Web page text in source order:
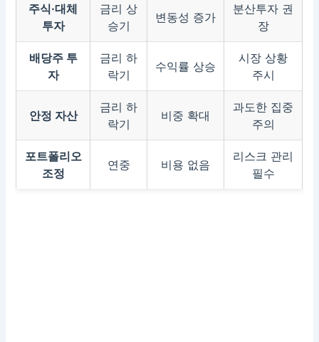
주식·대체
투자
금리 상
승기
변동성 증가
분산투자 권
장
배당주 투
자
금리 하
락기
수익률 상승
시장 상황
주시
안정 자산
금리 하
락기
비중 확대
과도한 집중
주의
포트폴리오
조정
연중 비용 없음
리스크 관리
필수